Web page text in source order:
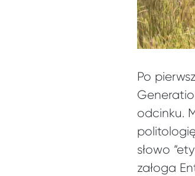
Po
odcinku.
słowo
załoga